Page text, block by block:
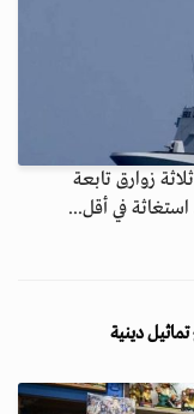
زوارق تابعة
استغاثة في أقل...
دينية